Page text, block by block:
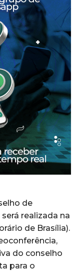
de
realizada na
de Brasília).
do conselho
para o